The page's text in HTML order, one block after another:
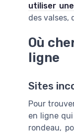
utiliser
des valses,
Où
ligne
Sites
Pour
en ligne
rondeau,